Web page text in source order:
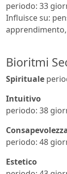
periodo: 33
Influisce su:
Bioritmi
Spirituale
Intuitivo
periodo: 38
periodo: 48
Estetico